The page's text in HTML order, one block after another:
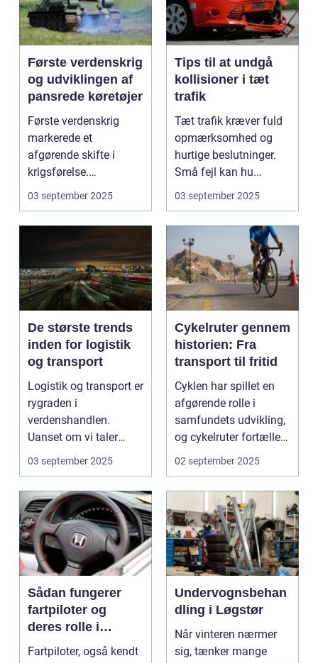
Første verdenskrig
og udviklingen af
pansrede køretøjer
Første verdenskrig
markerede et
afgørende skifte i
krigsførelse.
Industrialiser...
03 september 2025
Tips til at undgå
kollisioner i tæt
trafik
Tæt trafik kræver fuld
opmærksomhed og
hurtige beslutninger.
Små fejl kan hu...
03 september 2025
De største trends
inden for logistik
og transport
Logistik og transport er
rygraden i
verdenshandlen.
Uanset om vi taler
dagligvarer til
supermarkedet...
03 september 2025
Cykelruter gennem
historien: Fra
transport til fritid
Cyklen har spillet en
afgørende rolle i
samfundets udvikling,
og cykelruter fortæller
02 september 2025
Sådan fungerer
fartpiloter og
deres rolle i
sikkerhed
Fartpiloter, også kendt
Undervognsbehan
dling i Løgstør
Når vinteren nærmer
sig, tænker mange